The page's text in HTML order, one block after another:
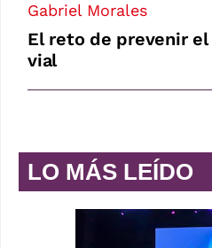
Gabriel Morales
El reto de prevenir
vial
LO MÁS LEÍDO